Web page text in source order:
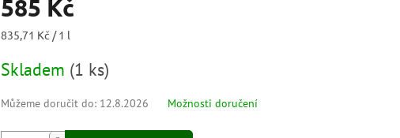
585 Kč
Měrná
835,71 Kč / 1 l
Skladem (1 ks)
Můžeme doručit do: 12.8.2026 Možnosti doručení